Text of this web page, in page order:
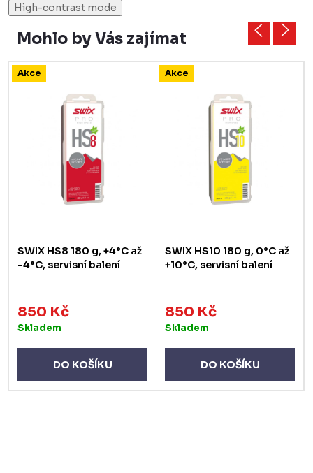
High-contrast mode
Mohlo by Vás zajímat
Akce
SWIX HS8 180 g, +4°C až
-4°C, servisní balení
850 Kč
Skladem
DO KOŠÍKU
Akce
SWIX HS10 180 g, 0°C až
+10°C, servisní balení
850 Kč
Skladem
DO KOŠÍKU